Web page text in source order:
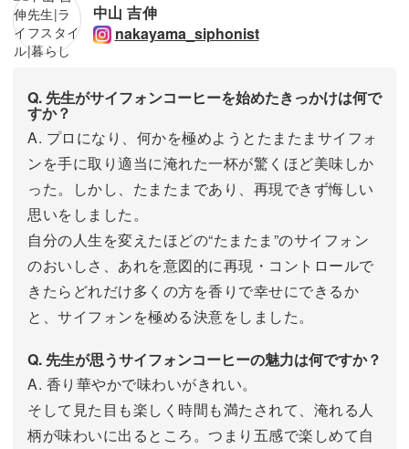
中山 吉伸
nakayama_siphonist
Q. 先生がサイフォンコーヒーを始めたきっかけは何で
すか？
A. プロになり、何かを極めようとたまたまサイフォ
ンを手に取り適当に淹れた一杯が驚くほど美味しか
った。しかし、たまたまであり、再現できず悔しい
思いをしました。
自分の人生を変えたほどの“たまたま”のサイフォン
のおいしさ、あれを意図的に再現・コントロールで
きたらどれだけ多くの方を香りで幸せにできるか
と、サイフォンを極める決意をしました。
Q. 先生が思うサイフォンコーヒーの魅力は何ですか？
A. 香り華やかで味わいがきれい。
そして見た目も楽しく時間も満たされて、淹れる人
柄が味わいに出るところ。つまり五感で楽しめて自